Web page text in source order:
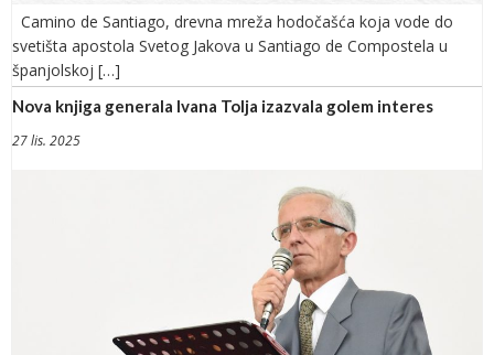
Camino de Santiago, drevna mreža hodočašća koja vode do
svetišta apostola Svetog Jakova u Santiago de Compostela u
španjolskoj […]
Nova knjiga generala Ivana Tolja izazvala golem interes
27 lis. 2025